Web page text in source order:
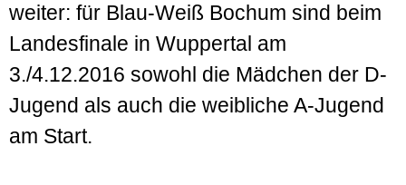
weiter: für Blau-Weiß Bochum sind beim
Landesfinale in Wuppertal am
3./4.12.2016 sowohl die Mädchen der D-
Jugend als auch die weibliche A-Jugend
am Start.